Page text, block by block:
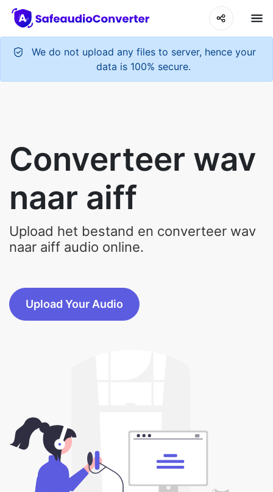
We do not upload any files to server, hence your
data is 100% secure.
naar aiff
Upload het bestand en converteer wav
naar aiff audio online.